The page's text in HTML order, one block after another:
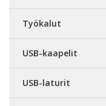
Työkalut
USB-kaapelit
USB-laturit